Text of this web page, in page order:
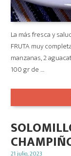
La más fresca y
FRUTA muy
manzanas, 2
100 gr de …
Posted
21 julio, 2023